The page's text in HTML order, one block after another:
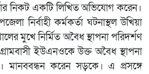
নিকট একটি লিখিত অভিযোগ করেন।
নির্বাহী কর্মকর্তা ঘটনাস্থল উখিয়া
মুখে নির্মিত অবৈধ স্থাপনা পরিদর্শণ
ইউএনওকে উক্ত অবৈধ স্থাপনা
মানববন্ধন করেন সড়কে। এ প্রসঙ্গে